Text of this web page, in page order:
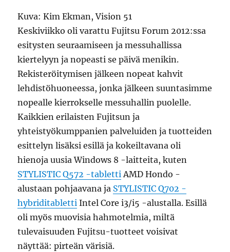
Kuva: Kim Ekman, Vision 51
Keskiviikko oli varattu Fujitsu Forum 2012:ssa
esitysten seuraamiseen ja messuhallissa
kiertelyyn ja nopeasti se päivä menikin.
Rekisteröitymisen jälkeen nopeat kahvit
lehdistöhuoneessa, jonka jälkeen suuntasimme
nopealle kierrokselle messuhallin puolelle.
Kaikkien erilaisten Fujitsun ja
yhteistyökumppanien palveluiden ja tuotteiden
esittelyn lisäksi esillä ja kokeiltavana oli
hienoja uusia Windows 8 -laitteita, kuten
STYLISTIC Q572 -tablettiAMD Hondo -
alustaan pohjaavana ja STYLISTIC Q702 -
hybriditabletti Intel Core i3/i5 -alustalla. Esillä
oli myös muovisia hahmotelmia, miltä
tulevaisuuden Fujitsu-tuotteet voisivat
näyttää: pirteän värisiä.